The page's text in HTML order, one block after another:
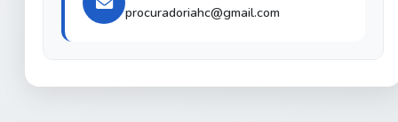
procuradoriahc@gmail.com